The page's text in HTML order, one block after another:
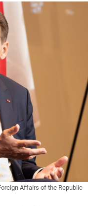
Affairs of the Republic